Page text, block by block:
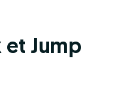
et Jump